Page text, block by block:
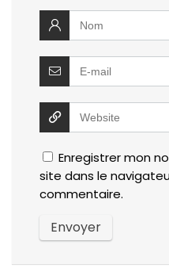
Enregistrer mon
site dans le
commentaire.